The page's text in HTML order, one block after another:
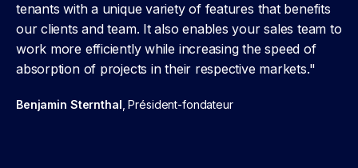
tenants with a unique variety of features that benefits
our clients and team. It also enables your sales team to
work more efficiently while increasing the speed of
absorption of projects in their respective markets."
Benjamin Sternthal , Président-fondateur